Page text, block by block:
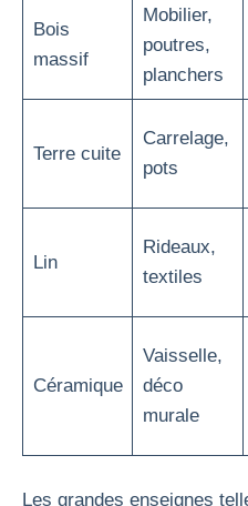
Bois
massif
Mobilier,
poutres,
planchers
Terre cuite
Carrelage,
pots
Lin
Rideaux,
textiles
Céramique
Vaisselle,
déco
murale
Les grandes enseignes